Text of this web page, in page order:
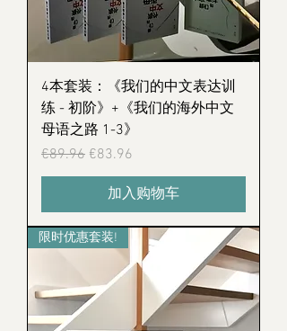
4本套装：《我们的中文表达训
练 - 初阶》+《我们的海外中文
母语之路 1-3》
Regular Price
€89.96 Sale Price
€83.96
加入购物车
限时优惠套装!